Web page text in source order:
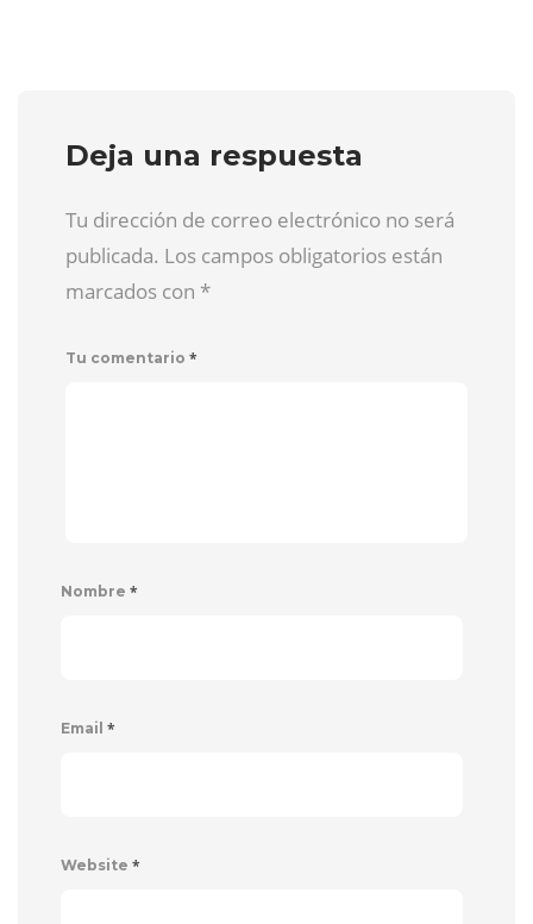
Deja una respuesta
Tu dirección de correo electrónico no será
publicada. Los campos obligatorios están
marcados con *
Tu comentario *
Nombre *
Email *
Website *